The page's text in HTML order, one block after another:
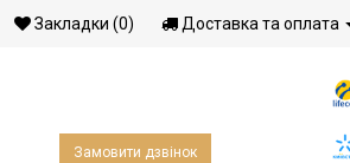
Закладки (0) Доставка та оплата
Замовити дзвінок